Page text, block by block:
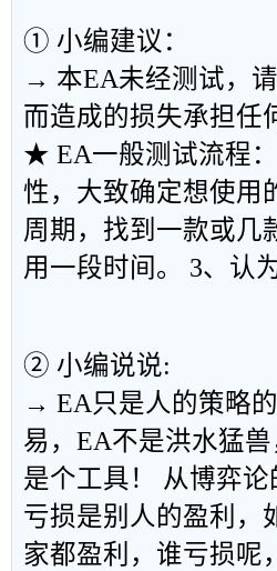
① 小编建议：
→ 本EA未经测试，
而造成的损失承担任
★ EA一般测试流程
性，大致确定想使用
周期，找到一款或几
用一段时间。 3、认
② 小编说说:
→ EA只是人的策略
易，EA不是洪水猛
是个工具！ 从博弈
亏损是别人的盈利，
家都盈利，谁亏损呢